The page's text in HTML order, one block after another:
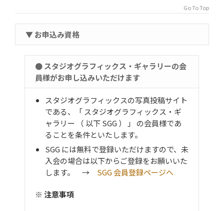
Go To Top
▼ お申込み資格
● スタジオグラフィックス・ギャラリーの会
員様がお申し込みいただけます
スタジオグラフィックスの写真投稿サイト
である、「 スタジオグラフィックス・ギ
ャラリー （ 以下 SGG ） 」 の会員様であ
ることを条件といたします。
SGG には無料で登録いただけますので、未
入会の場合は以下からご登録をお願いいた
します。 → SGG 会員登録ページへ
※ 注意事項